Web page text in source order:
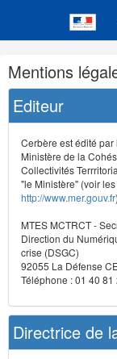
Navigation
et
outils
annexes
Mentions
Editeur
Cerbère est édité
Ministère de la
Collectivités
"le Ministère" (voir
http://www.mer.gouv.fr
MTES MCTRCT -
Direction du
crise (DSGC)
92055 La Défense
Téléphone : 01 40 81
Directrice de